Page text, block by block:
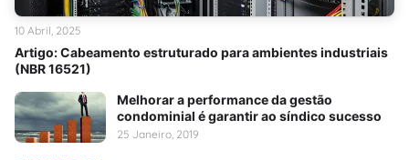
Artigo: Cabeamento estruturado para ambientes industriais
(NBR 16521)
10 Abril, 2025
Melhorar a performance da gestão
condominial é garantir ao síndico sucesso
25 Janeiro, 2019